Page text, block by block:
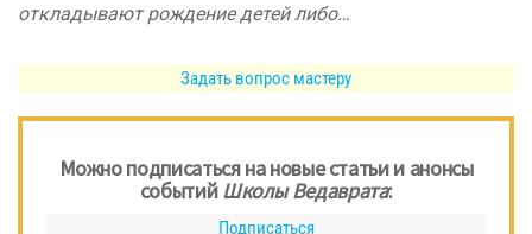
откладывают рождение детей либо…
Задать вопрос мастеру
Можно подписаться на новые статьи и анонсы
событийШколы Ведаврата:
Подписаться